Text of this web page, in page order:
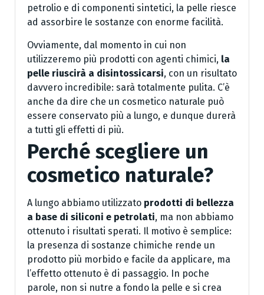
petrolio e di componenti sintetici, la pelle riesce
ad assorbire le sostanze con enorme facilità.
Ovviamente, dal momento in cui non
utilizzeremo più prodotti con agenti chimici, la
pelle riuscirà a disintossicarsi, con un risultato
davvero incredibile: sarà totalmente pulita. C’è
anche da dire che un cosmetico naturale può
essere conservato più a lungo, e dunque durerà
a tutti gli effetti di più.
Perché scegliere un
cosmetico naturale?
A lungo abbiamo utilizzato prodotti di bellezza
a base di siliconi e petrolati, ma non abbiamo
ottenuto i risultati sperati. Il motivo è semplice:
la presenza di sostanze chimiche rende un
prodotto più morbido e facile da applicare, ma
l’effetto ottenuto è di passaggio. In poche
parole, non si nutre a fondo la pelle e si crea